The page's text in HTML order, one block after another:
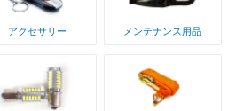
アクセサリー メンテナンス用品